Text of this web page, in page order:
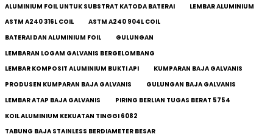
ALUMINIUM FOIL UNTUK SUBSTRAT KATODA BATERAI
LEMBAR ALUMINIUM
ASTM A240 316L COIL
ASTM A240 904L COIL
BATERAI DAN ALUMINIUM FOIL
GULUNGAN
LEMBARAN LOGAM GALVANIS BERGELOMBANG
LEMBAR KOMPOSIT ALUMINIUM BUKTI API
KUMPARAN BAJA GALVANIS
PRODUSEN KUMPARAN BAJA GALVANIS
GULUNGAN BAJA GALVANIS
LEMBAR ATAP BAJA GALVANIS
PIRING BERLIAN TUGAS BERAT 5754
KOIL ALUMINIUM KEKUATAN TINGGI 6082
TABUNG BAJA STAINLESS BERDIAMETER BESAR